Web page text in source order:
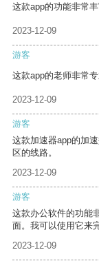
这款app的功能非常
2023-12-09
游客
这款app的老师非常
2023-12-09
游客
这款加速器app的加
区的线路。
2023-12-09
游客
这款办公软件的功能
面。我可以使用它来
2023-12-09